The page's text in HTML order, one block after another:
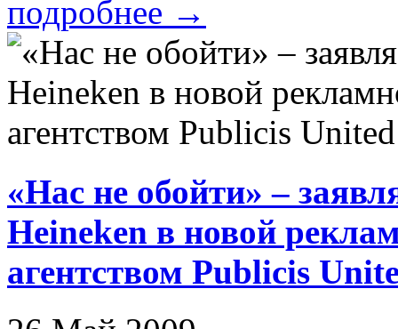
подробнее →
«Нас не обойти» –
Heineken в новой
агентством Publicis